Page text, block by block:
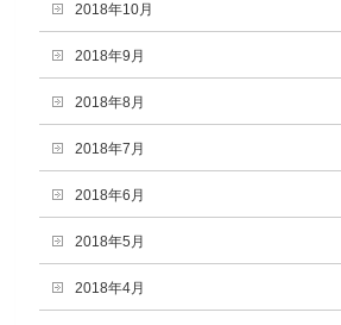
2018年10月
2018年9月
2018年8月
2018年7月
2018年6月
2018年5月
2018年4月